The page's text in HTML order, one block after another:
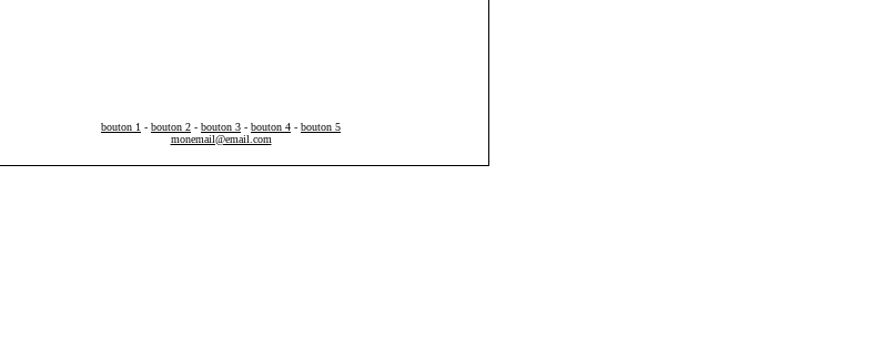
bouton 1 - bouton 2 - bouton 3 - bouton 4 - bouton 5
monemail@email.com